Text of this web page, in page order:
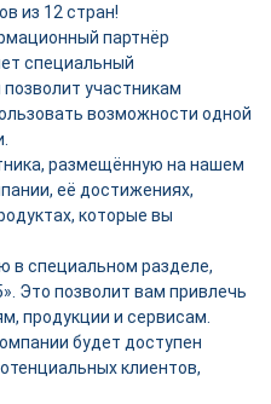
из 12 стран!
партнёр
специальный
участникам
возможности одной
размещённую на нашем
её достижениях,
которые вы
в специальном разделе,
Это позволит вам привлечь
продукции и сервисам.
будет доступен
клиентов,